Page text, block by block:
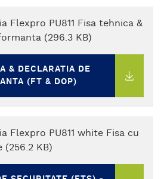
Flexpro PU811 Fisa tehnica &
(296.3 KB)
& DECLARATIA DE
(FT & DOP)
Flexpro PU811 white Fisa cu
(256.2 KB)